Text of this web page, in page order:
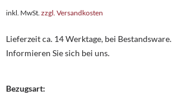
inkl. MwSt. zzgl. Versandkosten
Lieferzeit ca. 14 Werktage, bei Bestandsware.
Informieren Sie sich bei uns.
Bezugsart: